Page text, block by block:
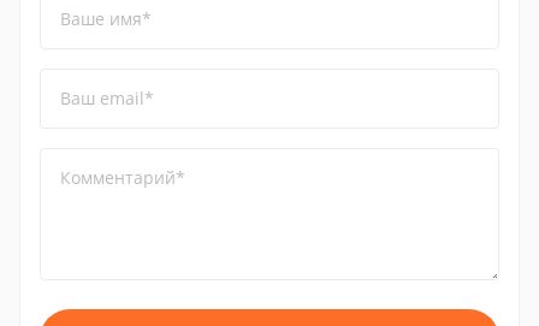
Ваше имя*
Ваш email*
Комментарий*